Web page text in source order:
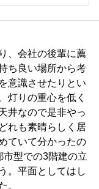
、会社の後輩に薦
ち良い場所から考
意識させたりとい
灯りの重心を低く
井なので是非やっ
れも素晴らしく居
ていて分かったの
型での3階建の立
。平面としてはし
。